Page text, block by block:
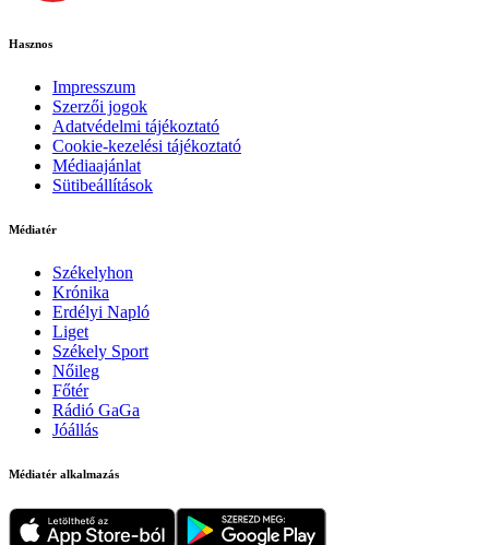
Hasznos
Impresszum
Szerzői jogok
Adatvédelmi tájékoztató
Cookie-kezelési tájékoztató
Médiaajánlat
Sütibeállítások
Médiatér
Székelyhon
Krónika
Erdélyi Napló
Liget
Székely Sport
Nőileg
Főtér
Rádió GaGa
Jóállás
Médiatér alkalmazás